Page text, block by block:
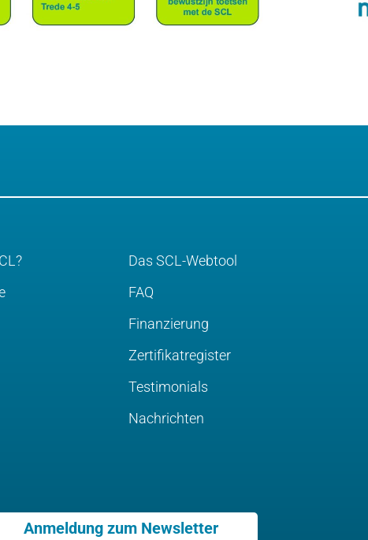
Das SCL-Webtool
FAQ
Finanzierung
Zertifikatregister
Testimonials
Nachrichten
Anmeldung zum Newsletter